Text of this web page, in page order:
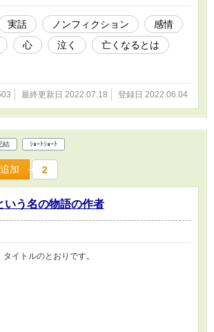
実話 ノンフィクション
感情
心 泣く
亡くなるとは
最終更新日 2022.07.18 登録日 2022.06.04
結 ｼｮｰﾄｼｮｰﾄ
加 2
いう名の物語の作者
タイトルのとおりです。